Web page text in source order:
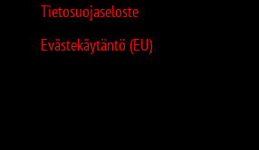
Tietosuojaseloste
Evästekäytäntö (EU)